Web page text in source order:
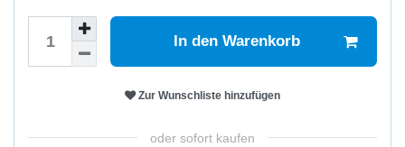
In den Warenkorb
Zur Wunschliste hinzufügen
oder sofort kaufen